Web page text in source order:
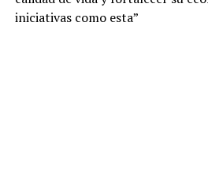
iniciativas como esta”